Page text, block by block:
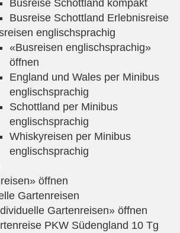
Busreise Schottland kompakt
Busreise Schottland Erlebnisreise
englischsprachig
«Busreisen englischsprachig»
öffnen
England und Wales per Minibus
englischsprachig
Schottland per Minibus
englischsprachig
Whiskyreisen per Minibus
englischsprachig
öffnen
Gartenreisen
Gartenreisen» öffnen
PKW Südengland 10 Tg